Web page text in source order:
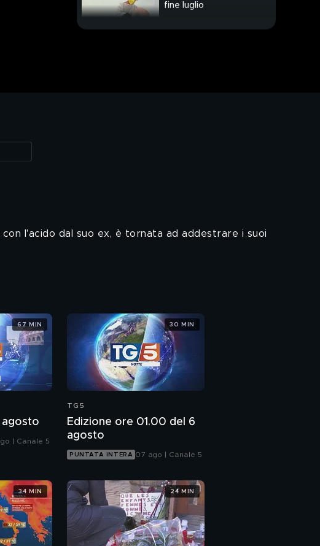
fine luglio
l'acido dal suo ex, è tornata ad addestrare i suoi
agosto
| Canale 5
67 MIN
TG5
Edizione ore 01.00 del 6
agosto
PUNTATA INTERA 07 ago | Canale 5
30 MIN
34 MIN 24 MIN